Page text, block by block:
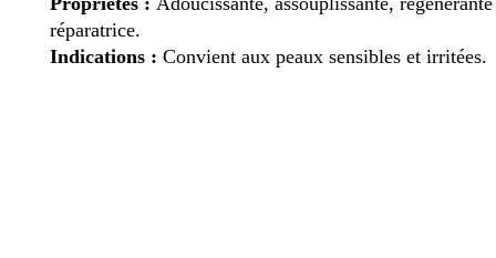
réparatrice.
Indications : Convient aux peaux sensibles et irritées.